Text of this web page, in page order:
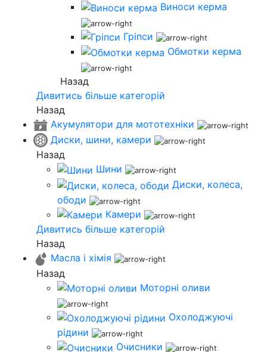
Виноси керма
Гріпси
Обмотки керма
Назад
Дивитись більше категорій
Назад
Акумулятори для мототехніки
Диски, шини, камери
Назад
Шини
Диски, колеса,
ободи
Камери
Дивитись більше категорій
Назад
Масла і хімія
Назад
Моторні оливи
Охолоджуючі
рідини
Очисники